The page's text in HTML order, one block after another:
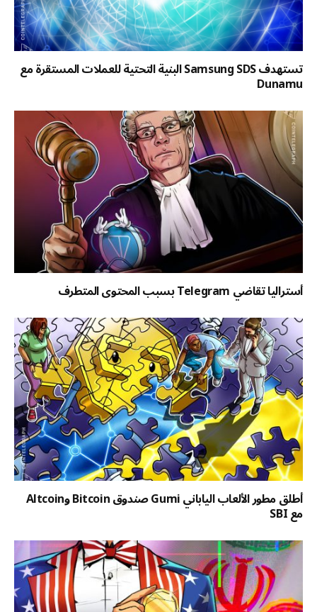
تستهدف Samsung SDS البنية التحتية للعملات المستقرة مع
Dunamu
أستراليا تقاضي Telegram بسبب المحتوى المتطرف
أطلق مطور الألعاب الياباني Gumi صندوق Bitcoin وAltcoin
مع SBI